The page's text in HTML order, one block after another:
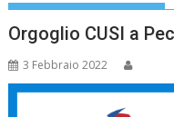
Orgoglio CUSI a
3 Febbraio 2022